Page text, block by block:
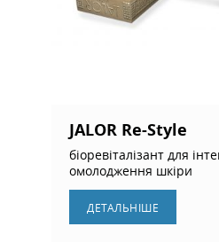
JALOR Re-Style
біоревіталізант для
омолодження шкіри
ДЕТАЛЬНIШЕ